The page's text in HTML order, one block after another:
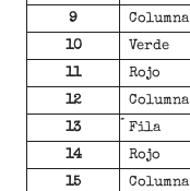
9
Columna
10
Verde
11
Rojo
12
Columna
13
Fila
14
Rojo
15
Columna